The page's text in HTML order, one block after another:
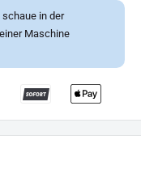
schaue in der
Maschine